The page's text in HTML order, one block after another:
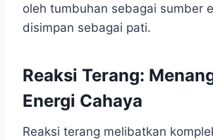
oleh tumbuhan sebagai sumber
disimpan sebagai pati.
Reaksi Terang:
Energi Cahaya
Reaksi terang melibatkan